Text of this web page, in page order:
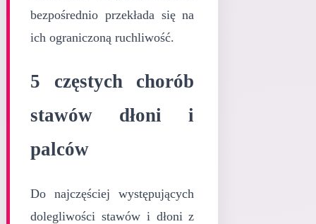
bezpośrednio przekłada się na
ich ograniczoną ruchliwość.
5 częstych chorób
stawów dłoni i
palców
Do najczęściej występujących
dolegliwości stawów i dłoni z